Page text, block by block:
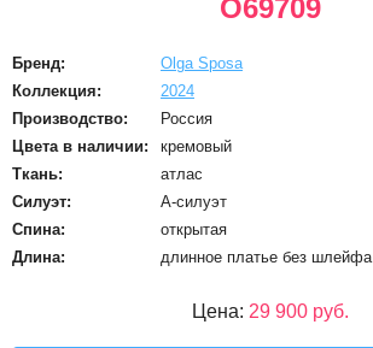
O69709
Бренд:
Olga Sposa
Коллекция:
2024
Производство:
Россия
Цвета в наличии:
кремовый
Ткань:
атлас
Силуэт:
А-силуэт
Спина:
открытая
Длина:
длинное платье без шлейфа
Цена: 29 900 руб.